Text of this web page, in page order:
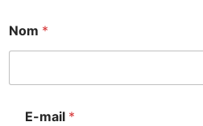
o
m
T
Nom *
E-mail *